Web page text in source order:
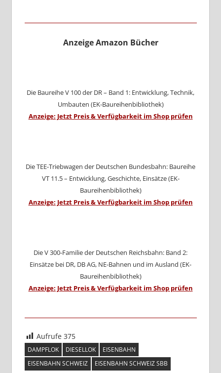
Anzeige Amazon Bücher
Die Baureihe V 100 der DR – Band 1: Entwicklung, Technik,
Umbauten (EK-Baureihenbibliothek)
Anzeige: Jetzt Preis & Verfügbarkeit im Shop prüfen
Die TEE-Triebwagen der Deutschen Bundesbahn: Baureihe
VT 11.5 – Entwicklung, Geschichte, Einsätze (EK-
Baureihenbibliothek)
Anzeige: Jetzt Preis & Verfügbarkeit im Shop prüfen
Die V 300-Familie der Deutschen Reichsbahn: Band 2:
Einsätze bei DR, DB AG, NE-Bahnen und im Ausland (EK-
Baureihenbibliothek)
Anzeige: Jetzt Preis & Verfügbarkeit im Shop prüfen
Aufrufe 375
DAMPFLOK DIESELLOK
EISENBAHN
EISENBAHN SCHWEIZ
EISENBAHN SCHWEIZ SBB